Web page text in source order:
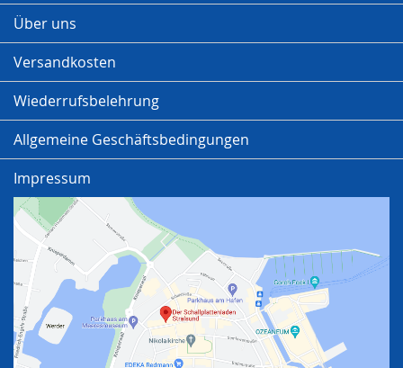
Über uns
Versandkosten
Wiederrufsbelehrung
Allgemeine Geschäftsbedingungen
Impressum